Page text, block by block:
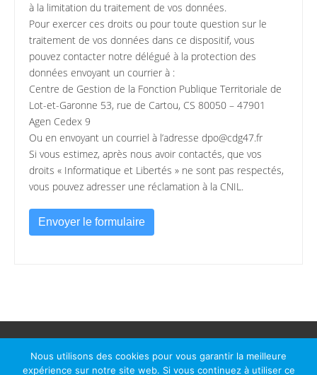
à la limitation du traitement de vos données.
Pour exercer ces droits ou pour toute question sur le
traitement de vos données dans ce dispositif, vous
pouvez contacter notre délégué à la protection des
données envoyant un courrier à :
Centre de Gestion de la Fonction Publique Territoriale de
Lot-et-Garonne 53, rue de Cartou, CS 80050 – 47901
Agen Cedex 9
Ou en envoyant un courriel à l’adresse dpo@cdg47.fr
Si vous estimez, après nous avoir contactés, que vos
droits « Informatique et Libertés » ne sont pas respectés,
vous pouvez adresser une réclamation à la CNIL.
Envoyer le formulaire
Mairie du Passage d'Agen, BP 7, place du Général de Gaulle, 47520
Le Passage d'Agen - Téléphone: +33 5 53 77 18 77
Nous utilisons des cookies pour vous garantir la meilleure
expérience sur notre site web. Si vous continuez à utiliser ce